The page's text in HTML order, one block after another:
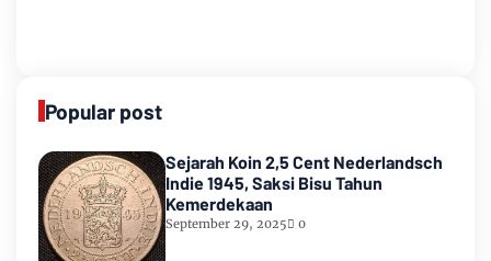
Popular post
Sejarah Koin 2,5 Cent Nederlandsch
Indie 1945, Saksi Bisu Tahun
Kemerdekaan
September 29, 2025 0